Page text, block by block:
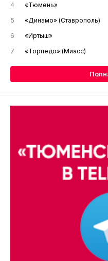
4
«Тюмень»
5
«Динамо» (Ставрополь)
6
«Иртыш»
7
«Торпедо» (Миасс)